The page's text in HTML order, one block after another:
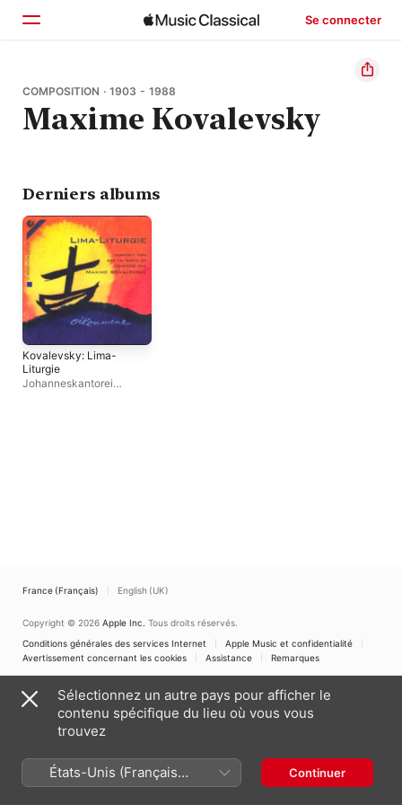
Se connecter
Accueil
Parcourir
COMPOSITION · 1903 - 1988
Maxime Kovalevsky
Derniers albums
Kovalevsky: Lima-
Liturgie
Johanneskantorei
France (Français) English (UK)
Copyright © 2026 Apple Inc. Tous droits réservés.
Conditions générales des services Internet
Apple Music et confidentialité
Avertissement concernant les cookies
Assistance Remarques
Sélectionnez un autre pays pour afficher le
contenu spécifique du lieu où vous vous
trouvez
États-Unis (Français
France)
Continuer